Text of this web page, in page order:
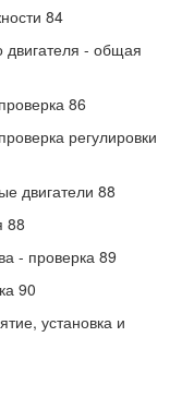
84
двигателя - общая
86
регулировки
двигатели 88
88
- проверка 89
90
установка и